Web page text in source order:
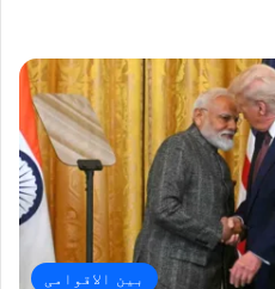
بین الاقوامی